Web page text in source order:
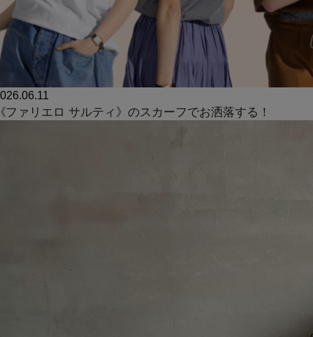
ファリエロ サルティ》のスカーフでお洒落する！